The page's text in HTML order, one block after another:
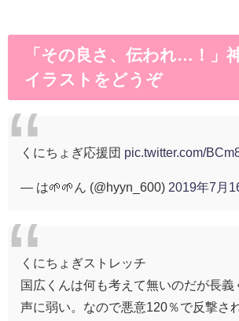
「その良さ、伝われ…！」
イラストをどうぞ
くにちょぎ応援団 pic.twitter.com/
— は🌱🌱ん (@hyyn_600) 2019年7月
くにちょぎストレッチ
国広くんは何も考えて無いのだが長義
声に弱い。なので悪意120％で反撃さ